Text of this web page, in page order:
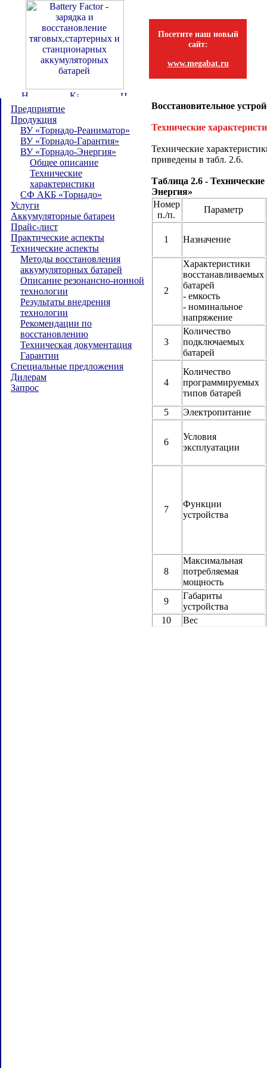
Посетите наш новый
сайт:
www.megabat.ru
Предприятие
Продукция
ВУ «Торнадо-Реаниматор»
ВУ «Торнадо-Гарантия»
ВУ «Торнадо-Энергия»
Общее описание
Технические
характеристики
СФ АКБ «Торнадо»
Услуги
Аккумуляторные батареи
Прайс-лист
Практические аспекты
Технические аспекты
Методы восстановления
аккумуляторных батарей
Описание резонансно-ионной
технологии
Результаты внедрения
технологии
Рекомендации по
восстановлению
Техническая документация
Гарантии
Специальные предложения
Дилерам
Запрос
Восстановительное
Технические
Технические
приведены в табл. 2.6.
Таблица 2.6 -
Энергия»
Номер
п./п.
Параметр
1 Назначение
2
Характеристики
восстанавливаемых
батарей
- емкость
- номинальное
напряжение
3
Количество
подключаемых
батарей
4
Количество
программируемых
типов батарей
5
Электропитание
6
Условия
эксплуатации
7
Функции
устройства
8
Максимальная
потребляемая
мощность
9
Габариты
устройства
10
Вес